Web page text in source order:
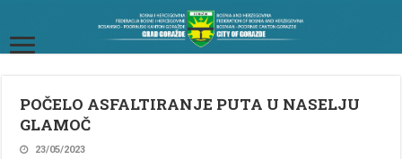
POČELO ASFALTIRANJE PUTA U NASELJU
GLAMOČ
23/05/2023